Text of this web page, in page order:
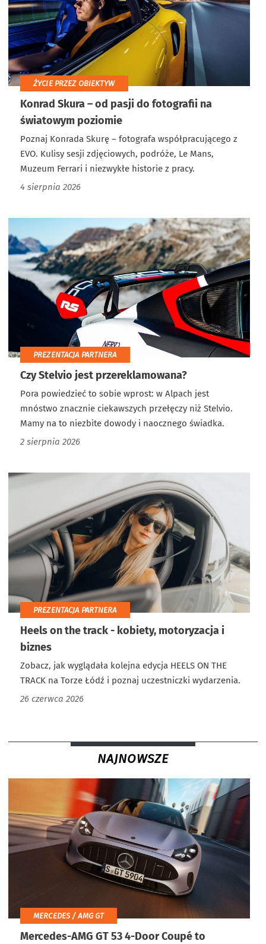
ŻYCIE PRZEZ OBIEKTYW
Konrad Skura – od pasji do fotografii na
światowym poziomie
Poznaj Konrada Skurę – fotografa współpracującego z
EVO. Kulisy sesji zdjęciowych, podróże, Le Mans,
Muzeum Ferrari i niezwykłe historie z pracy.
4 sierpnia 2026
PREZENTACJA PARTNERA
Czy Stelvio jest przereklamowana?
Pora powiedzieć to sobie wprost: w Alpach jest
mnóstwo znacznie ciekawszych przełęczy niż Stelvio.
Mamy na to niezbite dowody i naocznego świadka.
2 sierpnia 2026
PREZENTACJA PARTNERA
Heels on the track - kobiety, motoryzacja i
biznes
Zobacz, jak wyglądała kolejna edycja HEELS ON THE
TRACK na Torze Łódź i poznaj uczestniczki wydarzenia.
26 czerwca 2026
NAJNOWSZE
MERCEDES / AMG GT
Mercedes-AMG GT 53 4-Door Coupé to